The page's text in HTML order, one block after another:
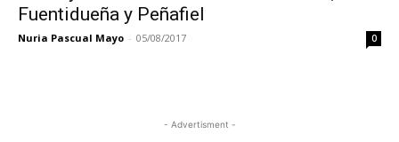
Fuentidueña y Peñafiel
Nuria Pascual Mayo - 05/08/2017 0
- Advertisment -